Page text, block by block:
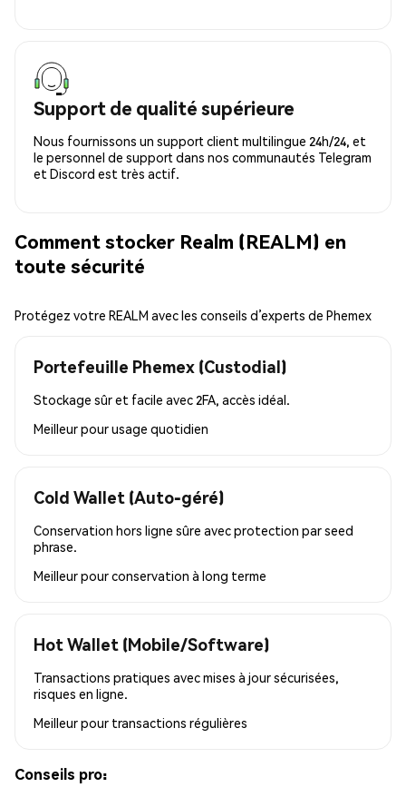
Support de qualité supérieure
Nous fournissons un support client multilingue 24h/24, et
le personnel de support dans nos communautés Telegram
et Discord est très actif.
Comment stocker Realm (REALM) en
toute sécurité
Protégez votre REALM avec les conseils d’experts de Phemex
Portefeuille Phemex (Custodial)
Stockage sûr et facile avec 2FA, accès idéal.
Meilleur pourusage quotidien
Cold Wallet (Auto-géré)
Conservation hors ligne sûre avec protection par seed
phrase.
Meilleur pourconservation à long terme
Hot Wallet (Mobile/Software)
Transactions pratiques avec mises à jour sécurisées,
risques en ligne.
Meilleur pour transactions régulières
Conseils pro: